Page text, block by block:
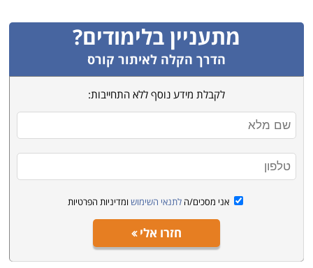
מתעניין בלימודים?
הדרך הקלה לאיתור קורס
לקבלת מידע נוסף ללא התחייבות:
אני מסכים/ה לתנאי השימוש ומדיניות הפרטיות
חזרו אלי